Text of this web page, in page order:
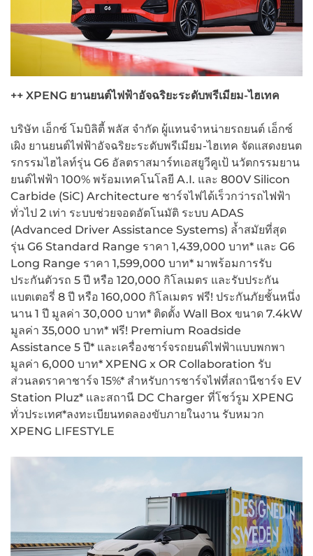
++ XPENG ยานยนต์ไฟฟ้าอัจฉริยะระดับพรีเมียม-ไฮเทค
บริษัท เอ็กซ์ โมบิลิตี้ พลัส จำกัด ผู้แทนจำหน่ายรถยนต์ เอ็กซ์
เผิง ยานยนต์ไฟฟ้าอัจฉริยะระดับพรีเมียม-ไฮเทค จัดแสดงยนต
รกรรมไฮไลท์รุ่น G6 อัลตราสมาร์ทเอสยูวีคูเป้ นวัตกรรมยาน
ยนต์ไฟฟ้า 100% พร้อมเทคโนโลยี A.I. และ 800V Silicon
Carbide (SiC) Architecture ชาร์จไฟได้เร็วกว่ารถไฟฟ้า
ทั่วไป 2 เท่า ระบบช่วยจอดอัตโนมัติ ระบบ ADAS
(Advanced Driver Assistance Systems) ล้ำสมัยที่สุด
รุ่น G6 Standard Range ราคา 1,439,000 บาท* และ G6
Long Range ราคา 1,599,000 บาท* มาพร้อมการรับ
ประกันตัวรถ 5 ปี หรือ 120,000 กิโลเมตร และรับประกัน
แบตเตอรี่ 8 ปี หรือ 160,000 กิโลเมตร ฟรี! ประกันภัยชั้นหนึ่ง
นาน 1 ปี มูลค่า 30,000 บาท* ติดตั้ง Wall Box ขนาด 7.4kW
มูลค่า 35,000 บาท* ฟรี! Premium Roadside
Assistance 5 ปี* และเครื่องชาร์จรถยนต์ไฟฟ้าแบบพกพา
มูลค่า 6,000 บาท* XPENG x OR Collaboration รับ
ส่วนลดราคาชาร์จ 15%* สำหรับการชาร์จไฟที่สถานีชาร์จ EV
Station Pluz* และสถานี DC Charger ที่โชว์รูม XPENG
ทั่วประเทศ*ลงทะเบียนทดลองขับภายในงาน รับหมวก
XPENG LIFESTYLE